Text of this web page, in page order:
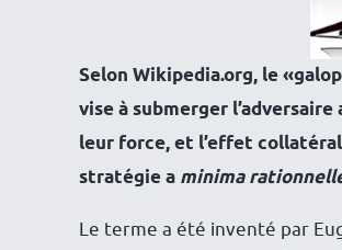
Selon Wikipedia.org, le
vise à submerger
leur force, et l’effet
stratégie a minima
Le terme a été inventé par